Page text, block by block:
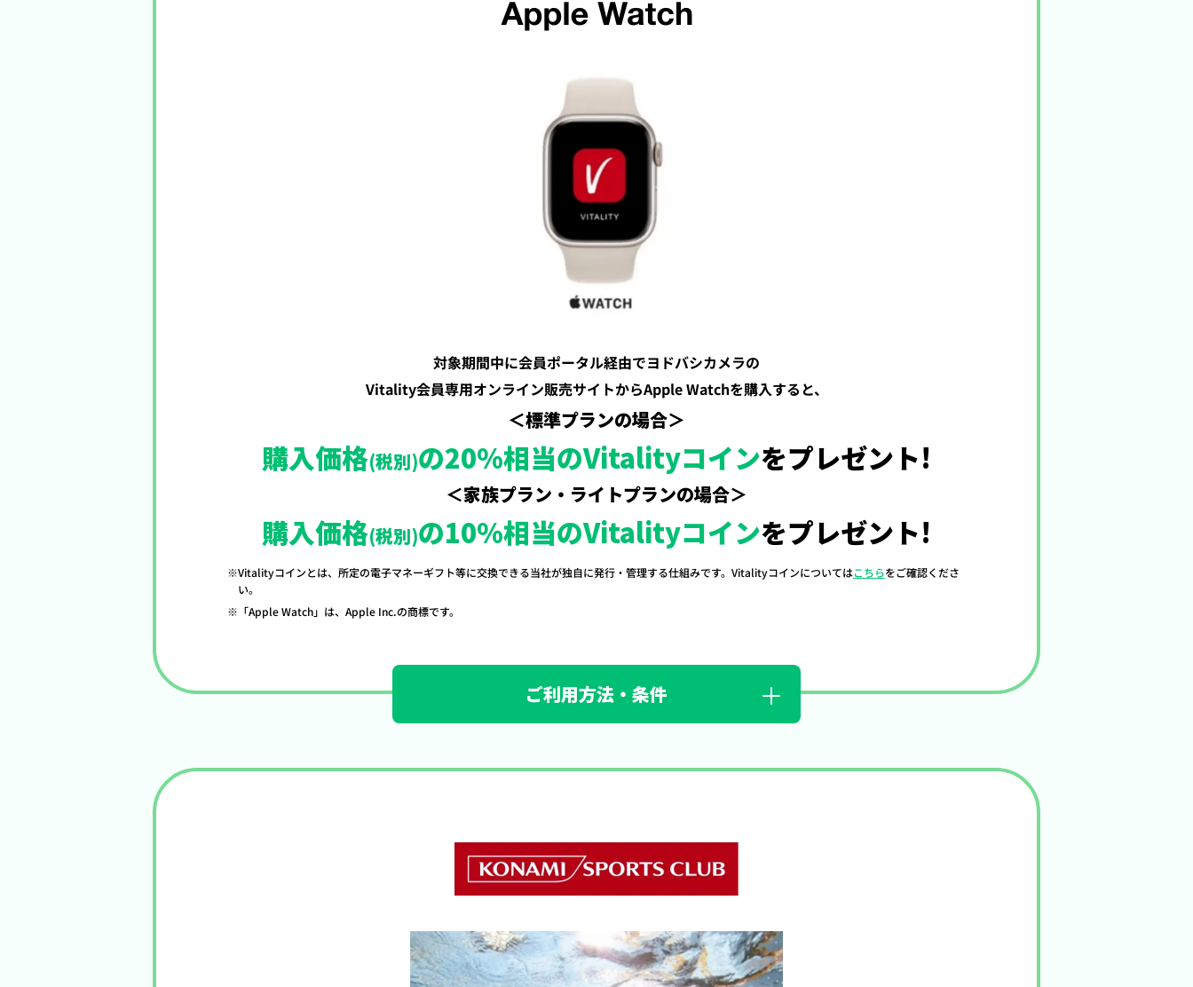
対象期間中に会員ポータル経由でヨドバシカメラの
Vitality会員専用オンライン販売サイトからApple Watchを購入すると、
＜標準プランの場合＞
購入価格(税別)の20％相当のVitalityコインをプレゼント!
＜家族プラン・ライトプランの場合＞
購入価格(税別)の10％相当のVitalityコインをプレゼント!
Vitalityコインとは、所定の電子マネーギフト等に交換できる当社が独自に発行・管理する仕組みです。Vitalityコインについてはこちらをご確認くださ
い。
「Apple Watch」は、Apple Inc.の商標です。
対象期間
特典の提供は終了いたしました。
プラン 家族プラン ライトプラン
アクティブチャレンジ Apple Watch
期間限定特典の利用・獲得方法
ご利用方法・条件